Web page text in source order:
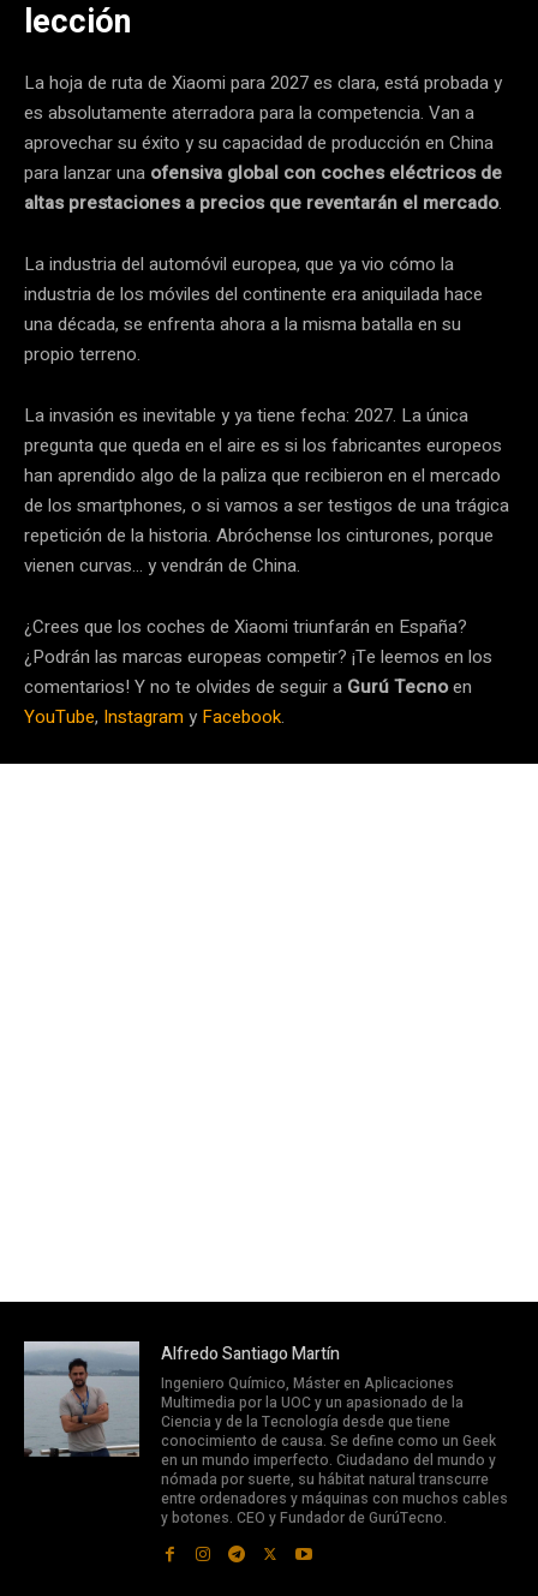
lección
La hoja de ruta de Xiaomi para 2027 es clara, está probada y
es absolutamente aterradora para la competencia. Van a
aprovechar su éxito y su capacidad de producción en China
para lanzar una ofensiva global con coches eléctricos de
altas prestaciones a precios que reventarán el mercado.
La industria del automóvil europea, que ya vio cómo la
industria de los móviles del continente era aniquilada hace
una década, se enfrenta ahora a la misma batalla en su
propio terreno.
La invasión es inevitable y ya tiene fecha: 2027. La única
pregunta que queda en el aire es si los fabricantes europeos
han aprendido algo de la paliza que recibieron en el mercado
de los smartphones, o si vamos a ser testigos de una trágica
repetición de la historia. Abróchense los cinturones, porque
vienen curvas… y vendrán de China.
¿Crees que los coches de Xiaomi triunfarán en España?
¿Podrán las marcas europeas competir? ¡Te leemos en los
comentarios! Y no te olvides de seguir a Gurú Tecnoen
YouTube, Instagramy Facebook.
Alfredo Santiago Martín
Ingeniero Químico, Máster en Aplicaciones
Multimedia por la UOC y un apasionado de la
Ciencia y de la Tecnología desde que tiene
conocimiento de causa. Se define como un Geek
en un mundo imperfecto. Ciudadano del mundo y
nómada por suerte, su hábitat natural transcurre
entre ordenadores y máquinas con muchos cables
y botones. CEO y Fundador de GurúTecno.